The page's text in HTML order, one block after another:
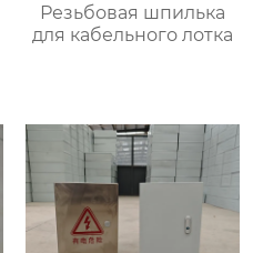
Резьбовая шпилька
для кабельного лотка